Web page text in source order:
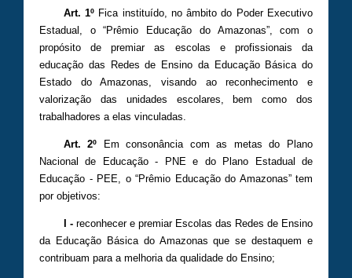
Art. 1º Fica instituído, no âmbito do Poder Executivo
Estadual, o “Prêmio Educação do Amazonas”, com o
propósito de premiar as escolas e profissionais da
educação das Redes de Ensino da Educação Básica do
Estado do Amazonas, visando ao reconhecimento e
valorização das unidades escolares, bem como dos
trabalhadores a elas vinculadas.
Art. 2º Em consonância com as metas do Plano
Nacional de Educação - PNE e do Plano Estadual de
Educação - PEE, o “Prêmio Educação do Amazonas” tem
por objetivos:
I -reconhecer e premiar Escolas das Redes de Ensino
da Educação Básica do Amazonas que se destaquem e
contribuam para a melhoria da qualidade do Ensino;